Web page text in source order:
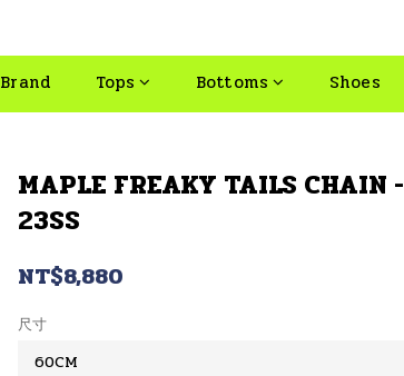
Brand Tops Bottoms Shoes
MAPLE FREAKY TAILS CHAIN -
23SS
NT$8,880
尺寸